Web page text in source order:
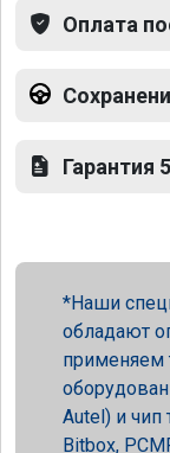
Оплата
Гарантия
Наши
обладают
применяем
Autel) и чип
Bitbox,